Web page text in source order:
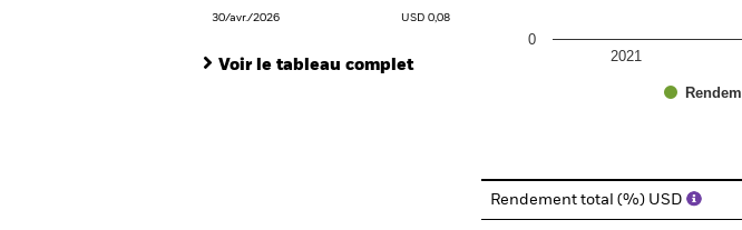
30/avr./2026 USD 0,08
Voir le tableau complet
2021
0
Rendement total (%) USD